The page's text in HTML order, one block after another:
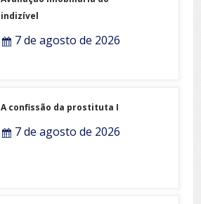
indizível
7 de agosto de 2026
A confissão da prostituta I
7 de agosto de 2026